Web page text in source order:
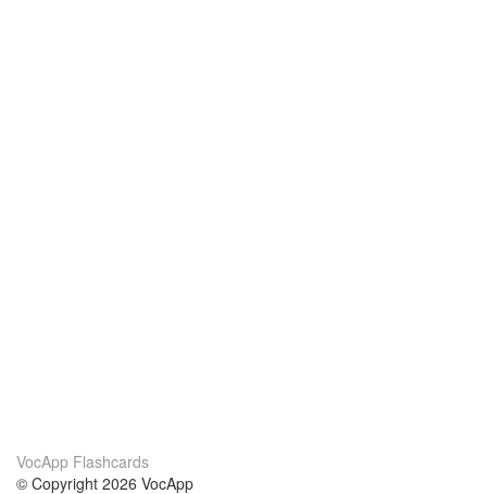
VocApp Flashcards
© Copyright 2026 VocApp